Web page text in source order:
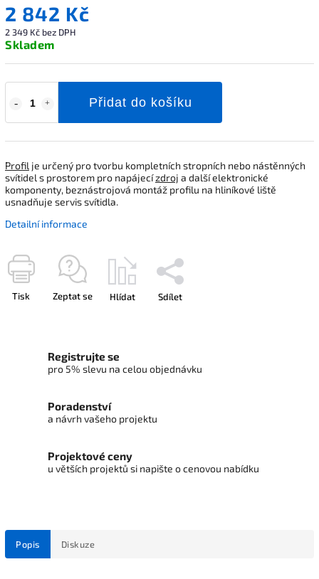
2 842 Kč
2 349 Kč bez DPH
Skladem
Přidat do košíku
Profil je určený pro tvorbu kompletních stropních nebo nástěnných
svítidel s prostorem pro napájecízdroj a další elektronické
komponenty, beznástrojová montáž profilu na hliníkové liště
usnadňuje servis svítidla.
Detailní informace
Tisk Zeptat se Hlídat Sdílet
Registrujte se
pro 5% slevu na celou objednávku
Poradenství
a návrh vašeho projektu
Projektové ceny
u větších projektů si napište o cenovou nabídku
Popis Diskuze